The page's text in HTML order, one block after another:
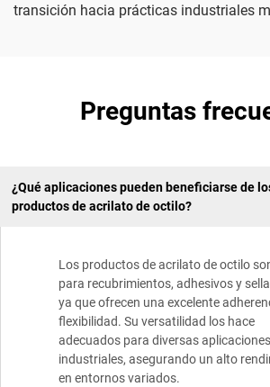
transición hacia prácticas industriales
Preguntas
¿Qué aplicaciones pueden beneficiarse de
productos de acrilato de octilo?
Los productos de acrilato de octilo
para recubrimientos, adhesivos y
ya que ofrecen una excelente
flexibilidad. Su versatilidad los hace
adecuados para diversas aplicaciones
industriales, asegurando un alto
en entornos variados.